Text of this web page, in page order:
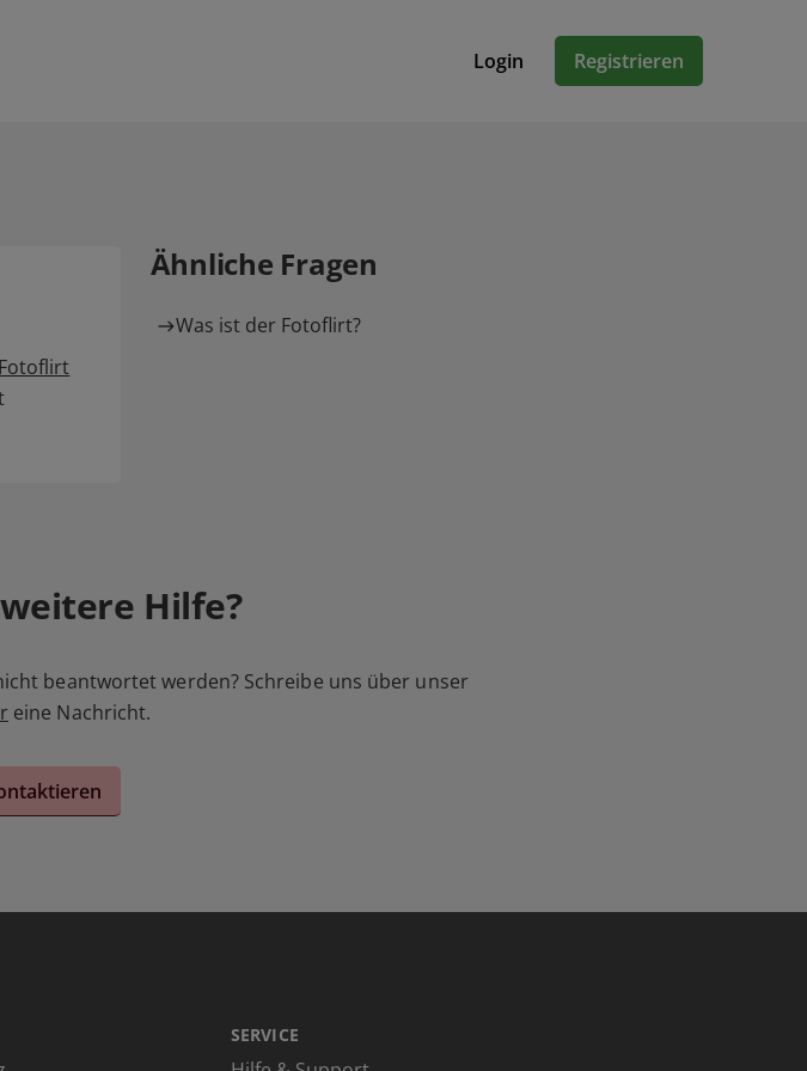
Login Registrieren
Fotoflirt
Ähnliche Fragen
Was ist der Fotoflirt?
Hilfe?
beantwortet werden? Schreibe uns über unser
eine Nachricht.
SERVICE